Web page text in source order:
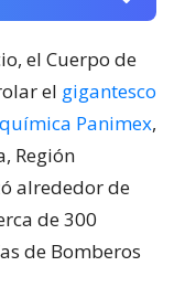
el Cuerpo de
el gigantesco
Panimex,
Región
alrededor de
de 300
de Bomberos